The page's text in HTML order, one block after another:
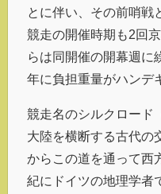
とに伴い、その前哨戦
競走の開催時期も2回
らは同開催の開幕週に
年に負担重量がハンデ
競走名のシルクロード
大陸を横断する古代の
からこの道を通って西
紀にドイツの地理学者